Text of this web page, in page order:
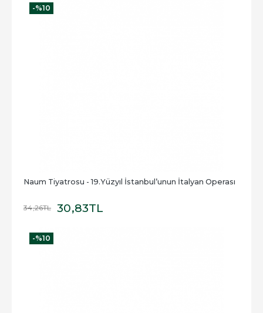
-%10
Naum Tiyatrosu - 19.Yüzyıl İstanbul’unun İtalyan Operası
34,26TL 30,83TL
-%10